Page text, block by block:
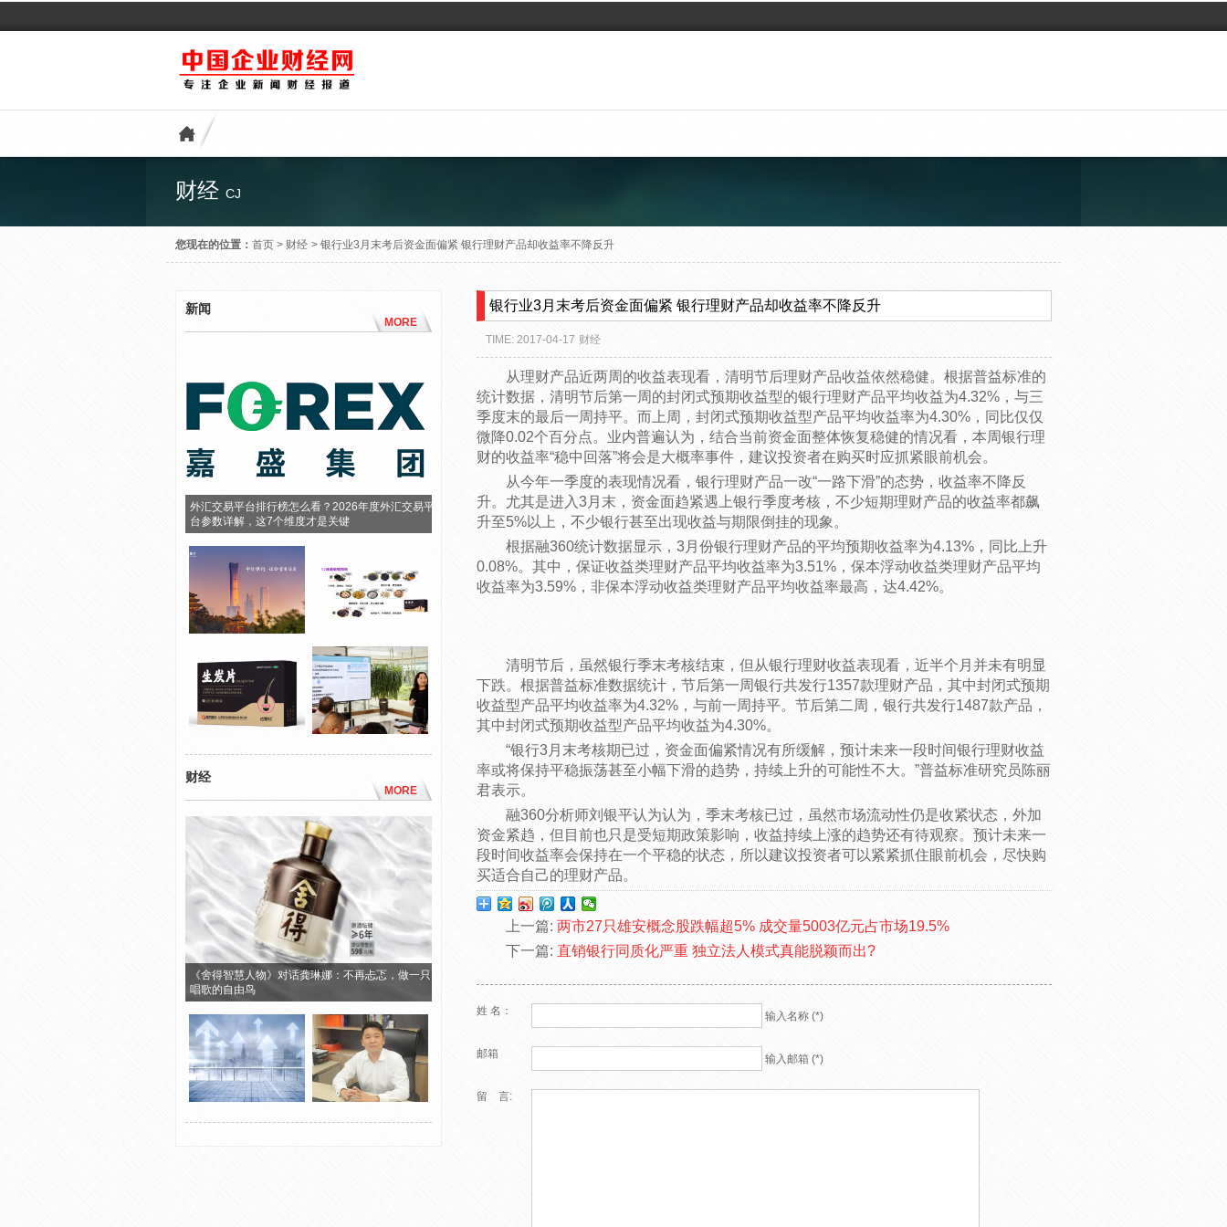
财经 CJ
您现在的位置： 首页 > 财经 > 银行业3月末考后资金面偏紧 银行理财产品却收益率不降反升
新闻
MORE
外汇交易平台排行榜怎么看？2026年度外汇交易平
台参数详解，这7个维度才是关键
财经
MORE
《舍得智慧人物》对话龚琳娜：不再忐忑，做一只
唱歌的自由鸟
银行业3月末考后资金面偏紧 银行理财产品却收益率不降反升
TIME: 2017-04-17 财经
从理财产品近两周的收益表现看，清明节后理财产品收益依然稳健。根据普益标准的
统计数据，清明节后第一周的封闭式预期收益型的银行理财产品平均收益为4.32%，与三
季度末的最后一周持平。而上周，封闭式预期收益型产品平均收益率为4.30%，同比仅仅
微降0.02个百分点。业内普遍认为，结合当前资金面整体恢复稳健的情况看，本周银行理
财的收益率“稳中回落”将会是大概率事件，建议投资者在购买时应抓紧眼前机会。
从今年一季度的表现情况看，银行理财产品一改“一路下滑”的态势，收益率不降反
升。尤其是进入3月末，资金面趋紧遇上银行季度考核，不少短期理财产品的收益率都飙
升至5%以上，不少银行甚至出现收益与期限倒挂的现象。
根据融360统计数据显示，3月份银行理财产品的平均预期收益率为4.13%，同比上升
0.08%。其中，保证收益类理财产品平均收益率为3.51%，保本浮动收益类理财产品平均
收益率为3.59%，非保本浮动收益类理财产品平均收益率最高，达4.42%。
清明节后，虽然银行季末考核结束，但从银行理财收益表现看，近半个月并未有明显
下跌。根据普益标准数据统计，节后第一周银行共发行1357款理财产品，其中封闭式预期
收益型产品平均收益率为4.32%，与前一周持平。节后第二周，银行共发行1487款产品，
其中封闭式预期收益型产品平均收益为4.30%。
“银行3月末考核期已过，资金面偏紧情况有所缓解，预计未来一段时间银行理财收益
率或将保持平稳振荡甚至小幅下滑的趋势，持续上升的可能性不大。”普益标准研究员陈丽
君表示。
融360分析师刘银平认为认为，季末考核已过，虽然市场流动性仍是收紧状态，外加
资金紧趋，但目前也只是受短期政策影响，收益持续上涨的趋势还有待观察。预计未来一
段时间收益率会保持在一个平稳的状态，所以建议投资者可以紧紧抓住眼前机会，尽快购
买适合自己的理财产品。
上一篇: 两市27只雄安概念股跌幅超5% 成交量5003亿元占市场19.5%
下一篇: 直销银行同质化严重 独立法人模式真能脱颖而出?
姓 名： 输入名称 (*)
邮箱 输入邮箱 (*)
留 言: